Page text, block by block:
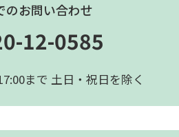
のお問い合わせ
12-0585
まで 土日・祝日を除く